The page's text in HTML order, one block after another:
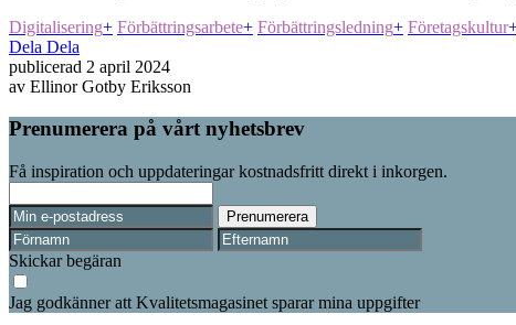
Digitalisering+ Förbättringsarbete+ Förbättringsledning+ Företagskultur
Dela Dela
publicerad 2 april 2024
av Ellinor Gotby Eriksson
Prenumerera på vårt nyhetsbrev
Få inspiration och uppdateringar kostnadsfritt direkt i inkorgen.
Skickar begäran
Jag godkänner att Kvalitetsmagasinet sparar mina uppgifter